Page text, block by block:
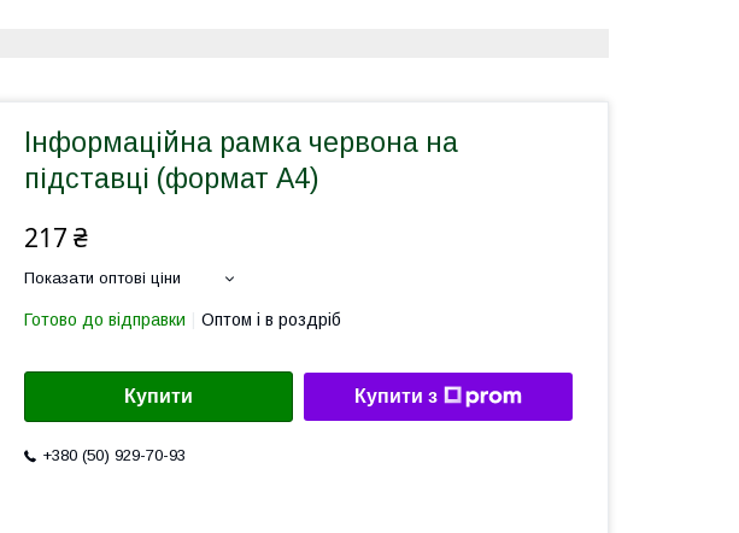
Інформаційна рамка червона на
підставці (формат А4)
217 ₴
Показати оптові ціни
Готово до відправки Оптом і в роздріб
Купити Купити з
+380 (50) 929-70-93